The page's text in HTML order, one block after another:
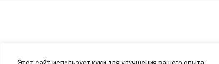
Этот сайт использует куки для улучшения вашего опыта.